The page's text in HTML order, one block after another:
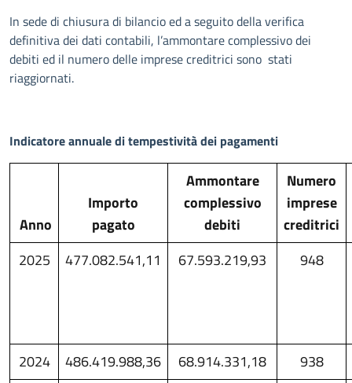
In sede di chiusura di bilancio ed a seguito della verifica
definitiva dei dati contabili, l’ammontare complessivo dei
debiti ed il numero delle imprese creditrici sono stati
riaggiornati.
Indicatore annuale di tempestività dei pagamenti
Anno
Importo
pagato
Ammontare
complessivo
debiti
Numero
imprese
creditrici
2025
477.082.541,11 67.593.219,93 948
2024 486.419.988,36 68.914.331,18
938